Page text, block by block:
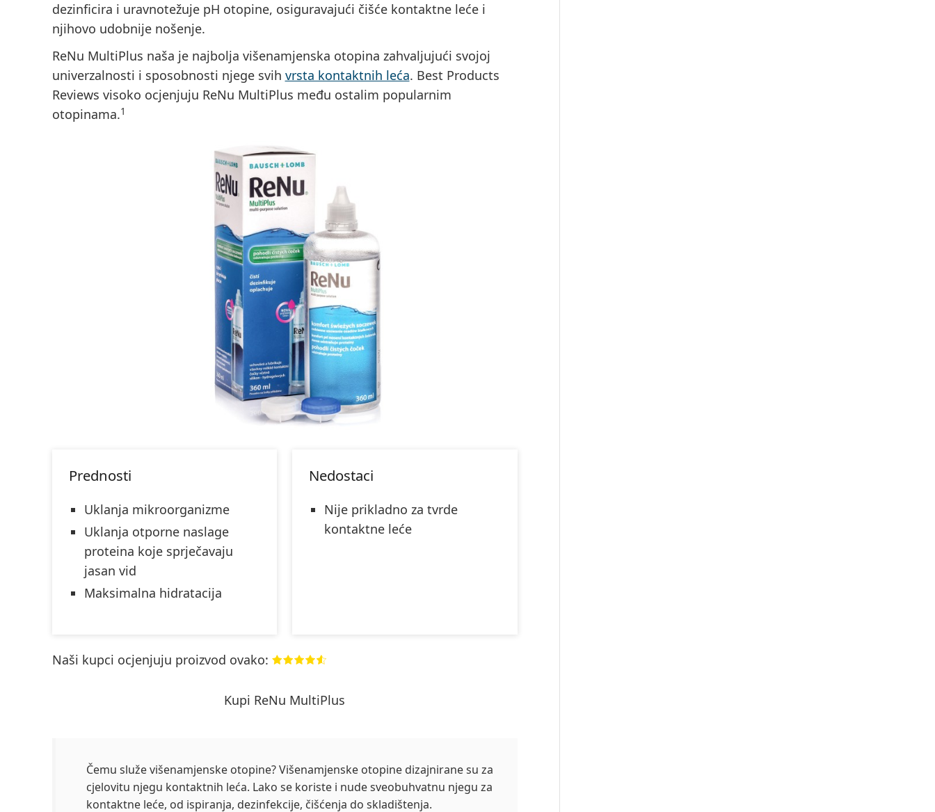
dezinficira i uravnotežuje pH otopine, osiguravajući čišće kontaktne leće i
njihovo udobnije nošenje.
ReNu MultiPlus naša je najbolja višenamjenska otopina zahvaljujući svojoj
univerzalnosti i sposobnosti njege svih vrsta kontaktnih leća. Best Products
Reviews visoko ocjenjuju ReNu MultiPlus među ostalim popularnim
otopinama.1
Prednosti
Uklanja mikroorganizme
Uklanja otporne naslage
proteina koje sprječavaju
jasan vid
Maksimalna hidratacija
Nedostaci
Nije prikladno za tvrde
kontaktne leće
Naši kupci ocjenjuju proizvod ovako:
Kupi ReNu MultiPlus
Čemu služe višenamjenske otopine? Višenamjenske otopine dizajnirane su za
cjelovitu njegu kontaktnih leća. Lako se koriste i nude sveobuhvatnu njegu za
kontaktne leće, od ispiranja, dezinfekcije, čišćenja do skladištenja.